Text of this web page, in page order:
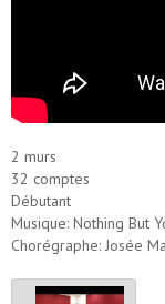
2 murs
32 comptes
Débutant
Musique: Nothing But
Chorégraphe: Josée